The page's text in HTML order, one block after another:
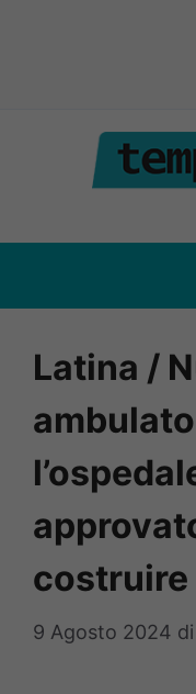
contenuto
Latina /
costruire
9 Agosto 2024 di